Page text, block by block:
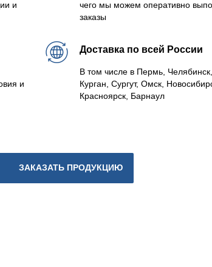
и
чего мы можем оперативно
заказы
и
Доставка по всей России
В том числе в Пермь,
Курган, Сургут, Омск,
Красноярск, Барнаул
ЗАКАЗАТЬ ПРОДУКЦИЮ